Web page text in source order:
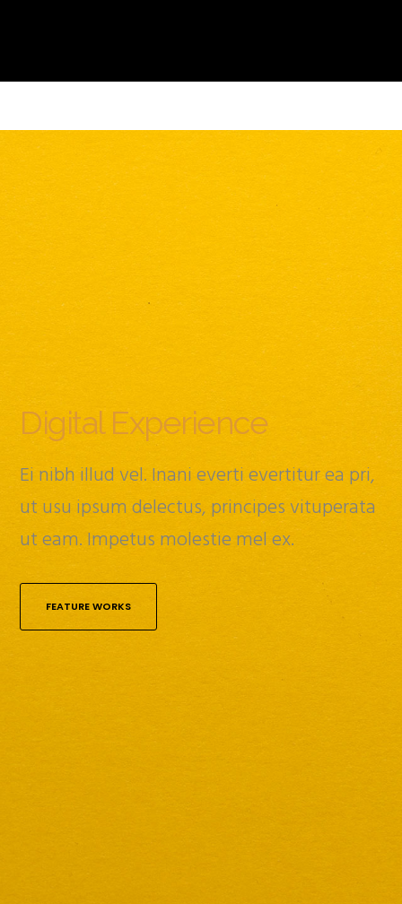
Digital Experience
Ei nibh illud vel. Inani everti evertitur ea pri,
ut usu ipsum delectus, principes vituperata
ut eam. Impetus molestie mel ex.
FEATURE WORKS